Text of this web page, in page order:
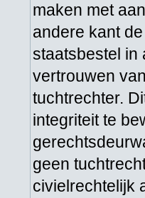
maken met
andere kant
staatsbestel in
vertrouwen
tuchtrechter.
integriteit te
geen
civielrechtelijk